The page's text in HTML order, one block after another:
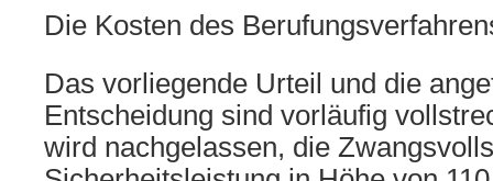
Die Kosten des
Das vorliegende Urteil und die
Entscheidung sind vorläufig
wird nachgelassen, die